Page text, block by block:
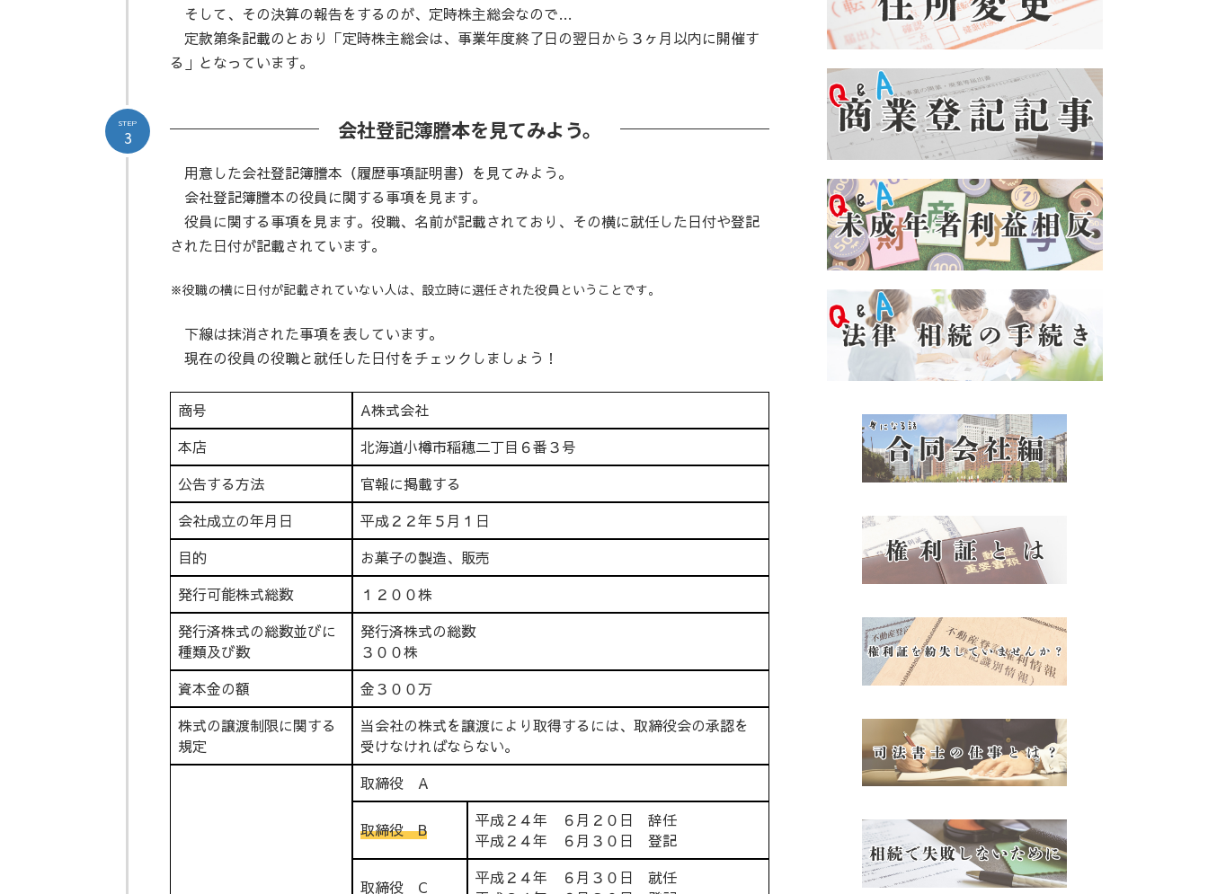
そして、その決算の報告をするのが、定時株主総会なので…
定款第条記載のとおり「定時株主総会は、事業年度終了日の翌日から３ヶ月以内に開催す
る」となっています。
会社登記簿謄本を見てみよう。
用意した会社登記簿謄本（履歴事項証明書）を見てみよう。
会社登記簿謄本の役員に関する事項を見ます。
役員に関する事項を見ます。役職、名前が記載されており、その横に就任した日付や登記
された日付が記載されています。
※役職の横に日付が記載されていない人は、設立時に選任された役員ということです。
下線は抹消された事項を表しています。
現在の役員の役職と就任した日付をチェックしましょう！
商号
A株式会社
本店
北海道小樽市稲穂二丁目６番３号
公告する方法
官報に掲載する
会社成立の年月日
平成２２年５月１日
目的
お菓子の製造、販売
発行可能株式総数
１２００株
発行済株式の総数並びに
種類及び数
発行済株式の総数
３００株
資本金の額
金３００万
株式の譲渡制限に関する
規定
当会社の株式を譲渡により取得するには、取締役会の承認を
受けなければならない。
取締役 A
取締役 B
平成２４年 ６月２０日 辞任
平成２４年 ６月３０日 登記
取締役 C
平成２４年 ６月３０日 就任
STEP
3